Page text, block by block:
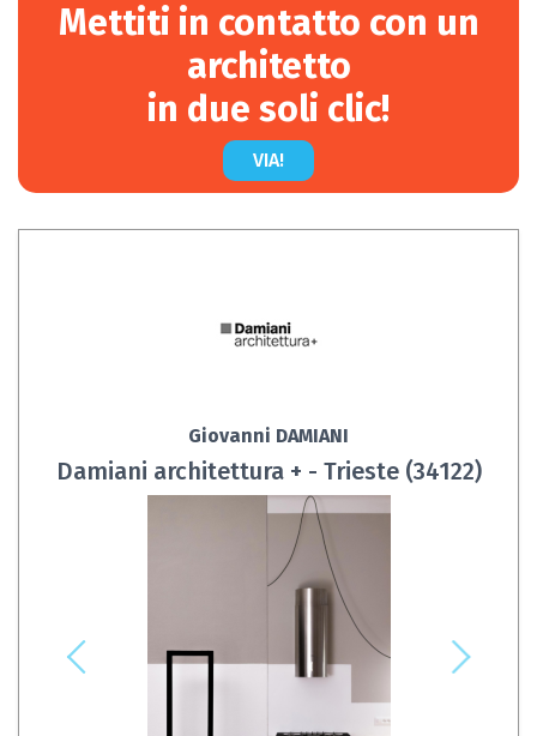
Mettiti in contatto con un
architetto
in due soli clic!
VIA!
Giovanni DAMIANI
Damiani architettura + - Trieste (34122)